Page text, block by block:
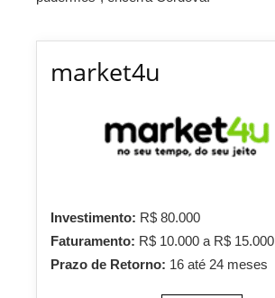
market4u
Investimento: R$ 80.000
Faturamento: R$ 10.000 a R$ 15.000
Prazo de Retorno: 16 até 24 meses